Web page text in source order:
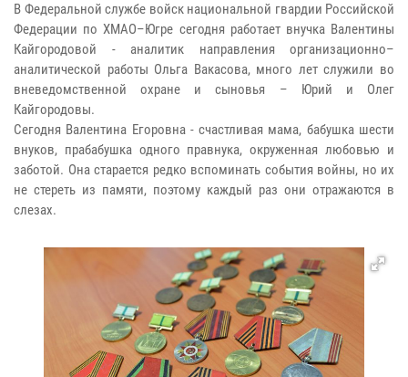
В Федеральной службе войск национальной гвардии Российской
Федерации по ХМАО–Югре сегодня работает внучка Валентины
Кайгородовой - аналитик направления организационно–
аналитической работы Ольга Вакасова, много лет служили во
вневедомственной охране и сыновья – Юрий и Олег
Кайгородовы.
Сегодня Валентина Егоровна - счастливая мама, бабушка шести
внуков, прабабушка одного правнука, окруженная любовью и
заботой. Она старается редко вспоминать события войны, но их
не стереть из памяти, поэтому каждый раз они отражаются в
слезах.